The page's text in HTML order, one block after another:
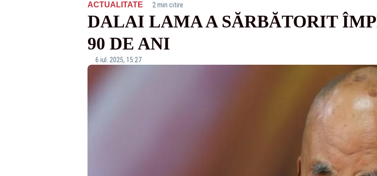
ACTUALITATE· 2 min citire
DALAI LAMA A SĂRBĂTORIT
90 DE ANI
6 iul. 2025, 15:27